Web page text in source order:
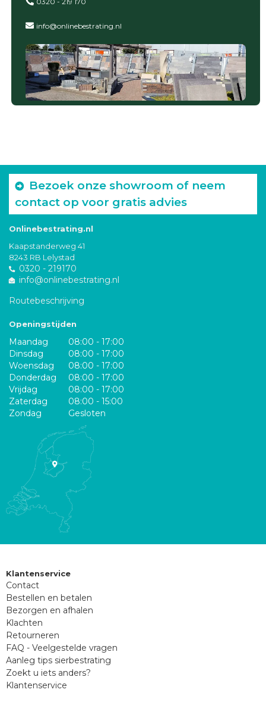
info@onlinebestrating.nl
Bezoek onze showroom of neem
contact op voor gratis advies
Onlinebestrating.nl
Kaapstanderweg 41
8243 RB Lelystad
0320 - 219170
info@onlinebestrating.nl
Routebeschrijving
Openingstijden
Maandag
08:00 - 17:00
Dinsdag
08:00 - 17:00
Woensdag
08:00 - 17:00
Donderdag
08:00 - 17:00
Vrijdag
08:00 - 17:00
Zaterdag
08:00 - 15:00
Zondag
Gesloten
Klantenservice
Contact
Bestellen en betalen
Bezorgen en afhalen
Klachten
Retourneren
FAQ - Veelgestelde vragen
Aanleg tips sierbestrating
Zoekt u iets anders?
Klantenservice